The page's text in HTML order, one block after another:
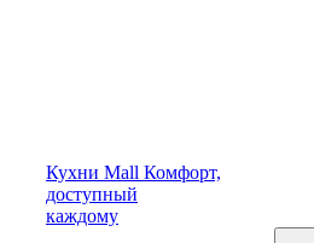
Кухни Mall Комфорт,
доступный
каждому